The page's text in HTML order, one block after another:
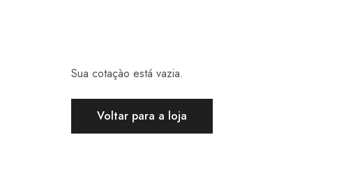
Sua cotaçào está vazia.
Voltar para a loja